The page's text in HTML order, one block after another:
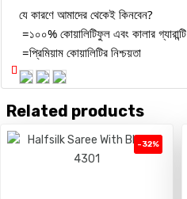
যে কারণে আমাদের থেকেই কিনবেন?
=১০০% কোয়ালিটিফুল এবং কালার গ্যারান্টি
=প্রিমিয়াম কোয়ালিটির নিশ্চয়তা
Related products
-32%